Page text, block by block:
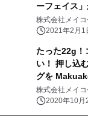
ーフェイス
株式会社メイ
2021年2月1
たった22g！
い！ 押し込
グを
売開始
株式会社メイ
2020年10月